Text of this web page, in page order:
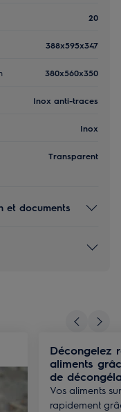
20
388x595x347
380x560x350
Inox anti-traces
Inox
Transparent
et documents
Décongelez
aliments
de
Vos aliments
rapidement